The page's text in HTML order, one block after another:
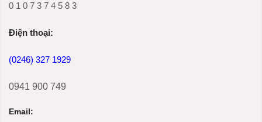
0 1 0 7 3 7 4 5 8 3
Ðiện thoại:
(0246) 327 1929
0941 900 749
Email: